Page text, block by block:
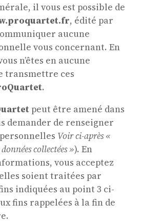
il vous est possible de
, édité par
aucune
vous concernant. En
n’êtes en aucune
transmettre ces
.
peut être amené dans
demander de renseigner
Voir ci-après «
collectées »). En
vous acceptez
soient traitées par
indiquées au point 3 ci-
fins rappelées à la fin de